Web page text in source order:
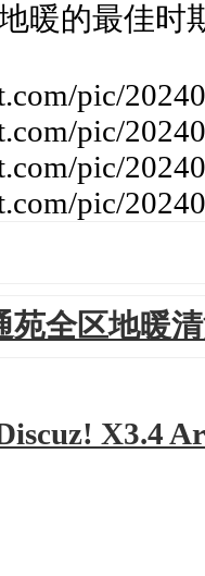
暖的最佳时
pic/
pic/
pic/
pic/
苑全区地暖
X3.4